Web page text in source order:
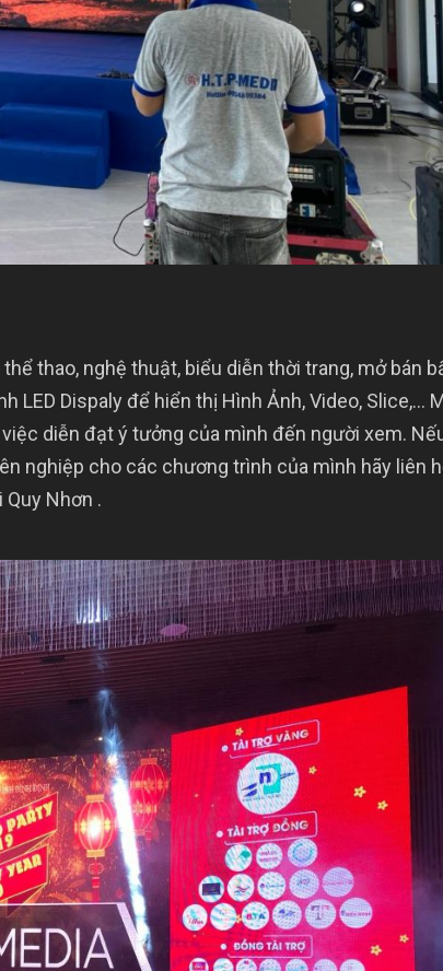
thao, nghệ thuật, biểu diễn thời trang, mở bán
LED Dispaly để hiển thị Hình Ảnh, Video, Slice,…
diễn đạt ý tưởng của mình đến người xem.
nghiệp cho các chương trình của mình hãy liên
Nhơn .